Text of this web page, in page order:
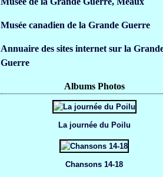
Musée canadien de la Grande Guerre
Annuaire des sites internet sur la
Guerre
Albums Photos
La journée du Poilu
Chansons 14-18